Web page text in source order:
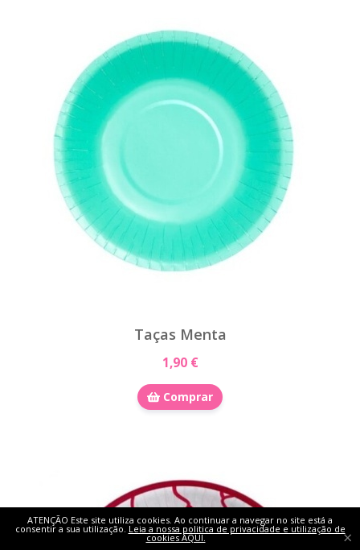
Taças Menta
1,90 €
Comprar
ATENÇÃO Este site utiliza cookies. Ao continuar a navegar no site está a
consentir a sua utilização. Leia a nossa politica de privacidade e utilização de
cookies AQUI. ×